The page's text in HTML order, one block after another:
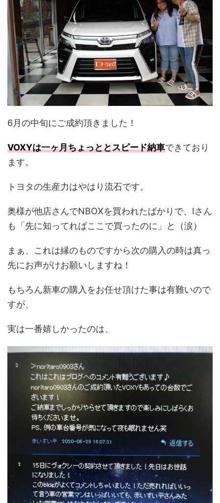
6月の中旬にご成約頂きました！
VOXYは一ヶ月ちょっととスピード納車できており
ます。
トヨタの生産力はやはり流石です。
奥様が他店さんでNBOXを買われたばかりで、Iさん
も「先に知ってればここで買ったのに」と（涙）
まぁ、これは縁のものですから次の購入の時は真っ
先にお声がけお願いしますね！
もちろん新車の購入をお任せ頂けた事は有難いので
すが、
実は一番嬉しかったのは、